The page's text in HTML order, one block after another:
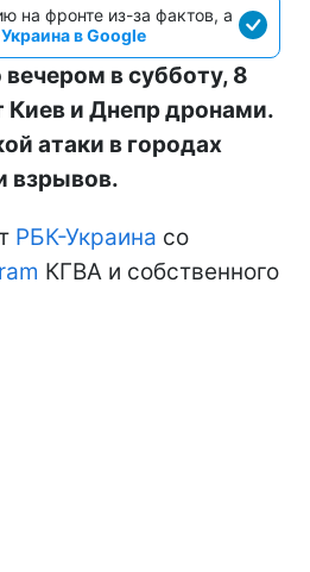
на фронте из-за фактов, а
в Google
в субботу, 8
Киев и Днепр дронами.
атаки в городах
взрывов.
РБК-Украина со
КГВА и собственного